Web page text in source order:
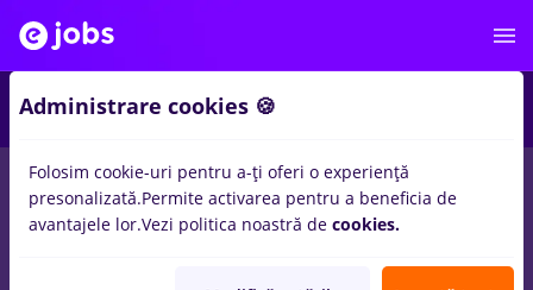
locuri de muncarandstad in TimisoarapentruEntry-Level (<
2 ani)inMedicina / Sanatate
Administrare cookies 🍪
Folosim cookie-uri pentru a-ți oferi o experiență
presonalizată.Permite activarea pentru a beneficia de
avantajele lor.Vezi politica noastră de cookies.